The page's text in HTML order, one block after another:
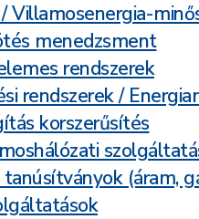
/ Villamosenergia-
menedzsment
rendszerek
rendszerek /
korszerűsítés
(áram,